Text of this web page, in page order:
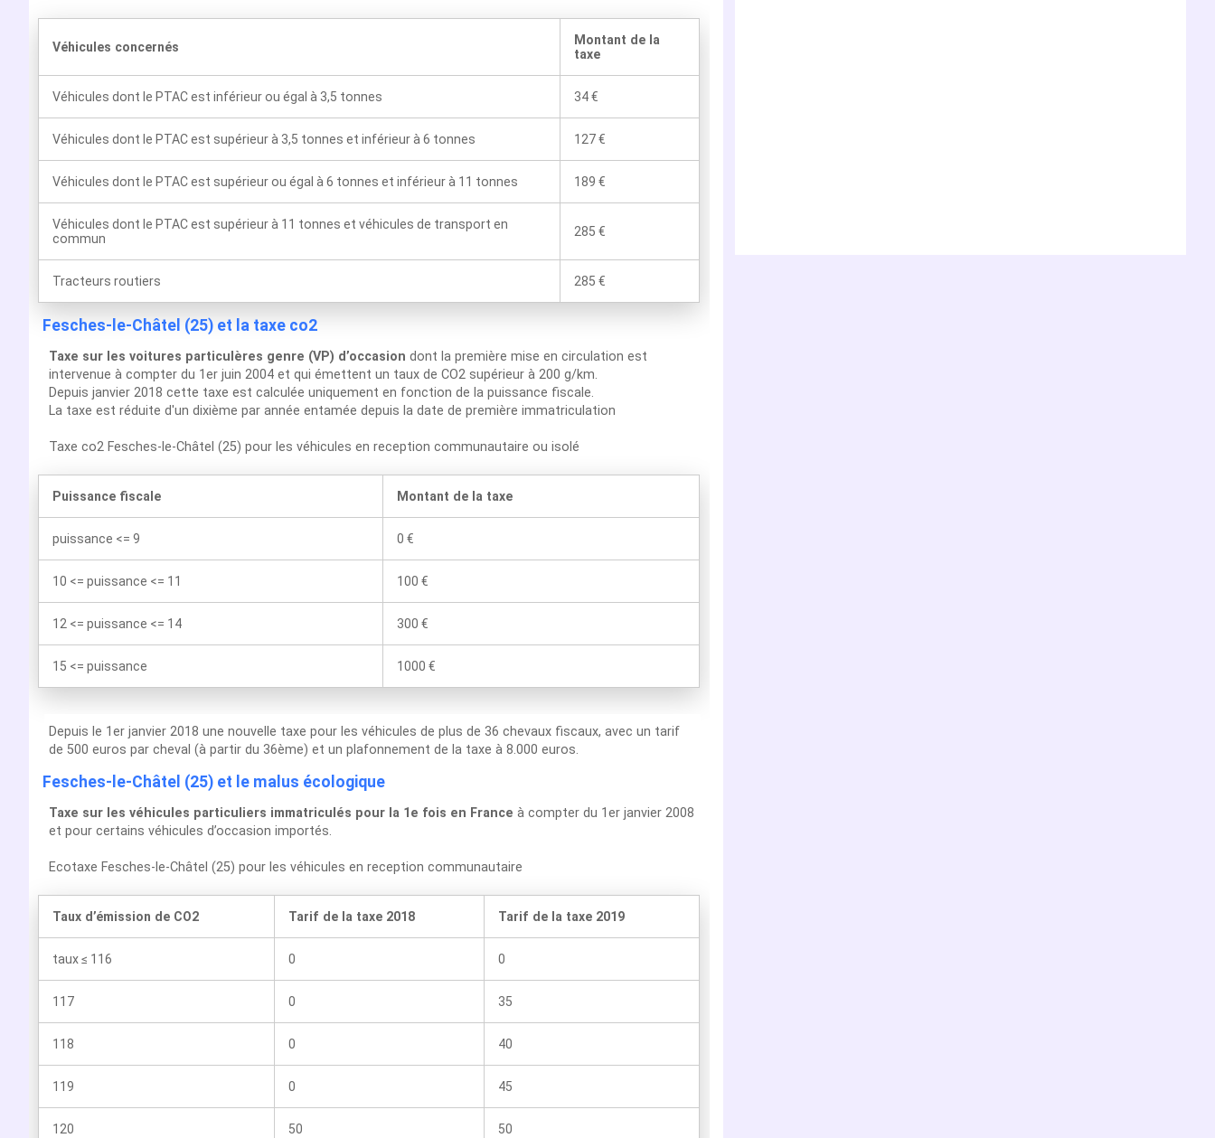
Véhicules concernés
Montant de la
taxe
Véhicules dont le PTAC est inférieur ou égal à 3,5 tonnes 34 €
Véhicules dont le PTAC est supérieur à 3,5 tonnes et inférieur à 6 tonnes 127 €
Véhicules dont le PTAC est supérieur ou égal à 6 tonnes et inférieur à 11 tonnes 189 €
Véhicules dont le PTAC est supérieur à 11 tonnes et véhicules de transport en
commun
285 €
Tracteurs routiers 285 €
Fesches-le-Châtel (25) et la taxe co2
Taxe sur les voitures particulères genre (VP) d’occasion dont la première mise en circulation est
intervenue à compter du 1er juin 2004 et qui émettent un taux de CO2 supérieur à 200 g/km.
Depuis janvier 2018 cette taxe est calculée uniquement en fonction de la puissance fiscale.
La taxe est réduite d'un dixième par année entamée depuis la date de première immatriculation
Taxe co2 Fesches-le-Châtel (25) pour les véhicules en reception communautaire ou isolé
Puissance fiscale Montant de la taxe
puissance <= 9 0 €
10 <= puissance <= 11 100 €
12 <= puissance <= 14 300 €
15 <= puissance 1000 €
Depuis le 1er janvier 2018 une nouvelle taxe pour les véhicules de plus de 36 chevaux fiscaux, avec un tarif
de 500 euros par cheval (à partir du 36ème) et un plafonnement de la taxe à 8.000 euros.
Fesches-le-Châtel (25) et le malus écologique
Taxe sur les véhicules particuliers immatriculés pour la 1e fois en France à compter du 1er janvier 2008
et pour certains véhicules d’occasion importés.
Ecotaxe Fesches-le-Châtel (25) pour les véhicules en reception communautaire
Taux d’émission de CO2 Tarif de la taxe 2018 Tarif de la taxe 2019
taux ≤ 116 0 0
117 0 35
118 0 40
119 0 45
120 50 50